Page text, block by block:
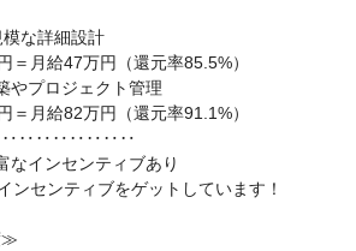
な詳細設計
＝月給47万円（還元率85.5%）
やプロジェクト管理
＝月給82万円（還元率91.1%）
なインセンティブあり
ンセンティブをゲットしています！
≫